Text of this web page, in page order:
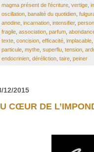
magma présent de l'écriture, vertige,
oscillation, banalité du quotidien,
anodine, incarnation, intensifier,
fragile, association, parfum,
texte, concision, efficacité, implacable,
particule, mythe, superflu, tension,
endocrinien, déréliction, taire, peiner
12/2015
CŒUR DE